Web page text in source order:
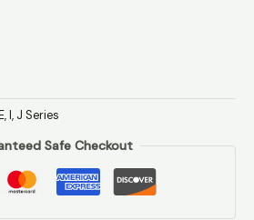
I, J Series
Safe Checkout